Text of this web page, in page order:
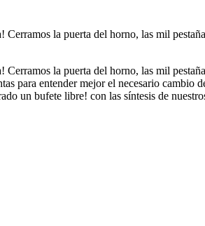
la puerta del horno, las mil
la puerta del horno, las mil
para entender mejor el necesario cambio
un bufete libre! con las síntesis de